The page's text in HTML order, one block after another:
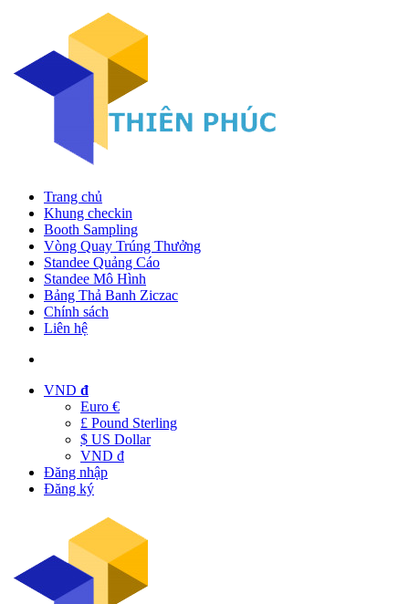
Trang chủ
Khung checkin
Booth Sampling
Vòng Quay Trúng Thưởng
Standee Quảng Cáo
Standee Mô Hình
Bảng Thả Banh Ziczac
Chính sách
Liên hệ
VND đ
Euro €
£ Pound Sterling
$ US Dollar
VND đ
Đăng nhập
Đăng ký